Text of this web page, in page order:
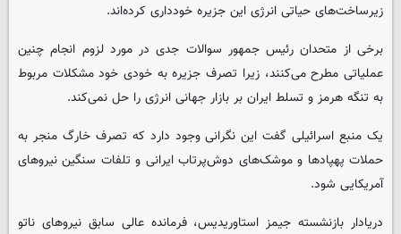
زیرساخت‌های حیاتی انرژی این جزیره خودداری کرده‌اند.
برخی از متحدان رئیس جمهور سوالات جدی در مورد لزوم انجام چنین
عملیاتی مطرح می‌کنند، زیرا تصرف جزیره به خودی خود مشکلات مربوط
به تنگه هرمز و تسلط ایران بر بازار جهانی انرژی را حل نمی‌کند.
یک منبع اسرائیلی گفت این نگرانی وجود دارد که تصرف خارگ منجر به
حملات پهپادها و موشک‌های دوش‌پرتاب ایرانی و تلفات سنگین نیروهای
آمریکایی شود.
دریادار بازنشسته جیمز استاوریدیس، فرمانده عالی سابق نیروهای ناتو